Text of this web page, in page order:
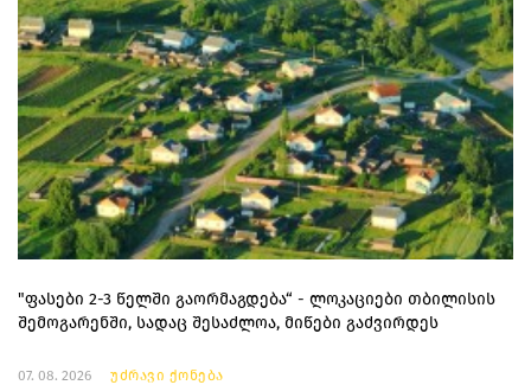
"ფასები 2-3 წელში გაორმაგდება“ - ლოკაციები თბილისის
შემოგარენში, სადაც შესაძლოა, მიწები გაძვირდეს
07. 08. 2026 უძრავი ქონება